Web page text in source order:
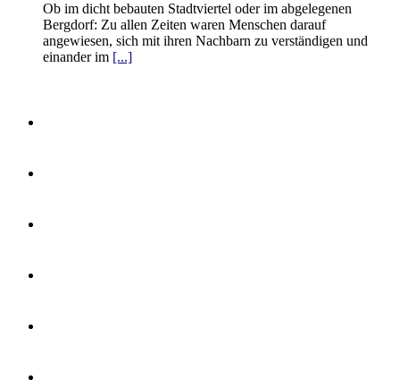
Ob im dicht bebauten Stadtviertel oder im abgelegenen
Bergdorf: Zu allen Zeiten waren Menschen darauf
angewiesen, sich mit ihren Nachbarn zu verständigen und
einander im [...]